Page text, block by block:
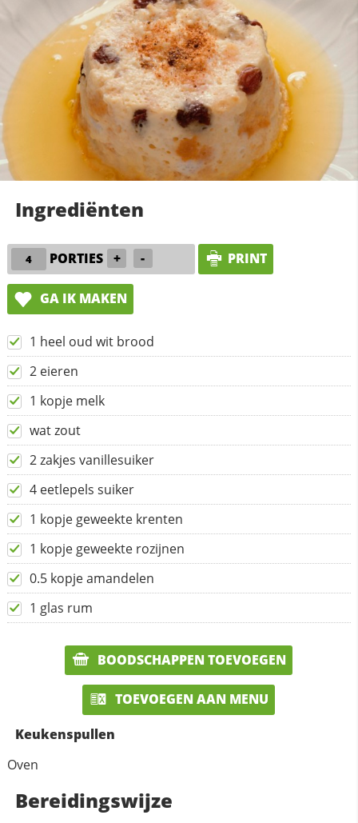
Ingrediënten
PORTIES + - PRINT
GA IK MAKEN
1 heel oud wit brood
2 eieren
1 kopje melk
wat zout
2 zakjes vanillesuiker
4 eetlepels suiker
1 kopje geweekte krenten
1 kopje geweekte rozijnen
0.5 kopje amandelen
1 glas rum
BOODSCHAPPEN TOEVOEGEN
TOEVOEGEN AAN MENU
Keukenspullen
Oven
Bereidingswijze